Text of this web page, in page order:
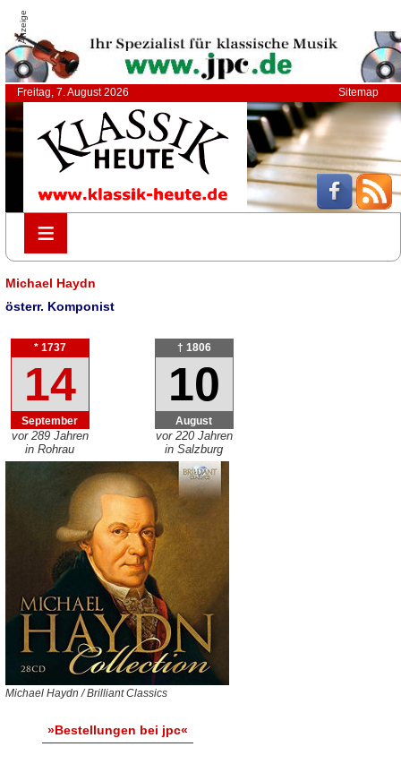
Anzeige
Freitag, 7. August 2026 Sitemap
≡
≡
Michael Haydn
österr. Komponist
* 1737
14
September
vor 289 Jahren
in Rohrau
† 1806
10
August
vor 220 Jahren
in Salzburg
Michael Haydn / Brilliant Classics
»Bestellungen bei jpc«